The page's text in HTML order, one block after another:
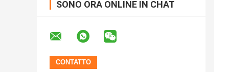
SONO ORA ONLINE IN CHAT